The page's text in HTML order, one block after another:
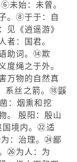
未始：未曾。
。⑧于于：自
《逍遥游》
：国君。
助词。⑭欺
度绳之于外。
万物的自然真
系丝之箭。⑱鼷
：烟熏和挖
。 殷阳：殷山
境内。㉒适
：治理。㉔鄙
㉖为人：为